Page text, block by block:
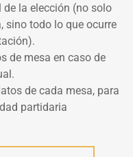
de la elección (no solo
sino todo lo que ocurre
de mesa en caso de
de cada mesa, para
partidaria